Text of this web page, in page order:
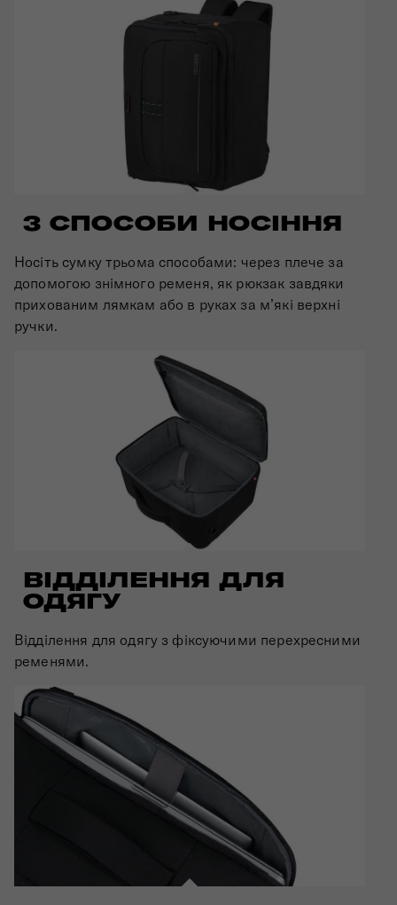
3 СПОСОБИ НОСІННЯ
Носіть сумку трьома способами: через плече за
допомогою знімного ременя, як рюкзак завдяки
прихованим лямкам або в руках за м’які верхні
ручки.
ВІДДІЛЕННЯ ДЛЯ
ОДЯГУ
Відділення для одягу з фіксуючими перехресними
ременями.